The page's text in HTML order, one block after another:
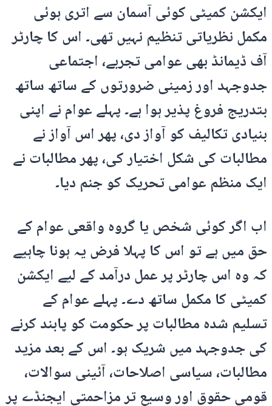
ایکشن کمیٹی کوئی آسمان سے اتری ہوئی
مکمل نظریاتی تنظیم نہیں تھی۔ اس کا چارٹر
آف ڈیمانڈ بھی عوامی تجربے، اجتماعی
جدوجہد اور زمینی ضرورتوں کے ساتھ ساتھ
بتدریج فروغ پذیر ہوا ہے۔ پہلے عوام نے اپنی
بنیادی تکالیف کو آواز دی، پھر اس آواز نے
مطالبات کی شکل اختیار کی، پھر مطالبات نے
ایک منظم عوامی تحریک کو جنم دیا۔
اب اگر کوئی شخص یا گروہ واقعی عوام کے
حق میں ہے تو اس کا پہلا فرض یہ ہونا چاہیے
کہ وہ اس چارٹر پر عمل درآمد کے لیے ایکشن
کمیٹی کا مکمل ساتھ دے۔ پہلے عوام کے
تسلیم شدہ مطالبات پر حکومت کو پابند کرنے
کی جدوجہد میں شریک ہو۔ اس کے بعد مزید
مطالبات، سیاسی اصلاحات، آئینی سوالات،
قومی حقوق اور وسیع تر مزاحمتی ایجنڈے پر